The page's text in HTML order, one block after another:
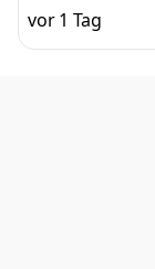
vor 1 Tag